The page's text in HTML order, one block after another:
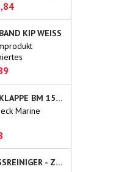
KIP WEISS
für den
LUKENKLAPPE BM 150/165 MM
Marine
ABFLUSSREINIGER - ZETTEX